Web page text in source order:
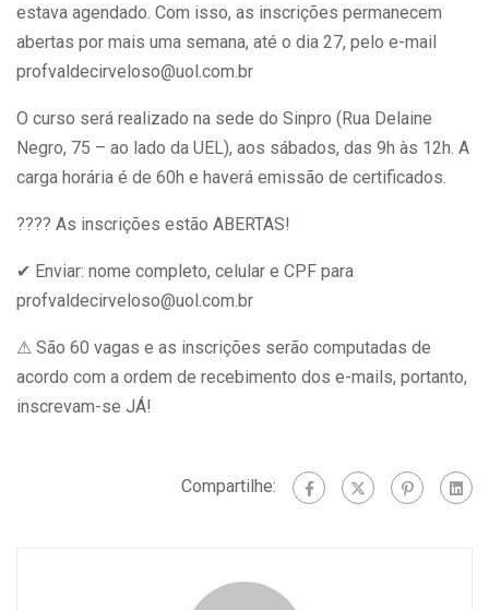
estava agendado. Com isso, as inscrições permanecem
abertas por mais uma semana, até o dia 27, pelo e-mail
profvaldecirveloso@uol.com.br
O curso será realizado na sede do Sinpro (Rua Delaine
Negro, 75 – ao lado da UEL), aos sábados, das 9h às 12h. A
carga horária é de 60h e haverá emissão de certificados.
???? As inscrições estão ABERTAS!
✔ Enviar: nome completo, celular e CPF para
profvaldecirveloso@uol.com.br
⚠ São 60 vagas e as inscrições serão computadas de
acordo com a ordem de recebimento dos e-mails, portanto,
inscrevam-se JÁ!
Compartilhe: